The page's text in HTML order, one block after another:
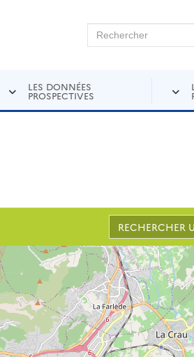
Rechercher sur Andra
LES DONNÉES
PROSPECTIVES
RECHERCHER